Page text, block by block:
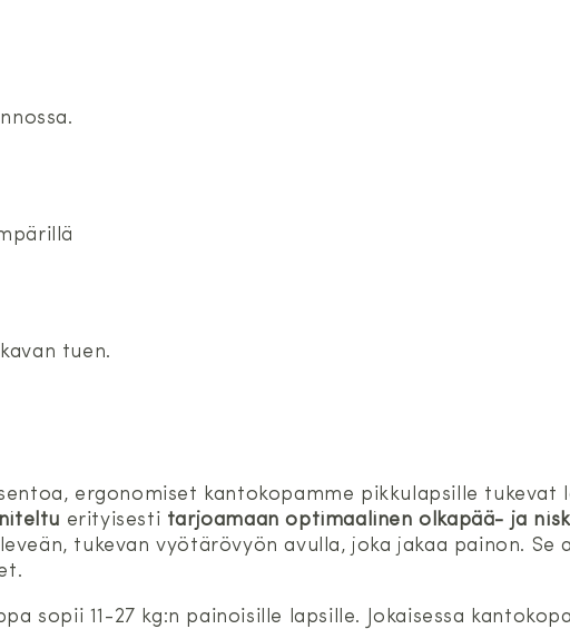
tuen.
ergonomiset kantokopamme pikkulapsille tukevat
erityisesti tarjoamaan optimaalinen olkapää- ja
tukevan vyötärövyön avulla, joka jakaa painon. Se
sopii 11-27 kg:n painoisille lapsille. Jokaisessa